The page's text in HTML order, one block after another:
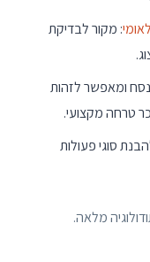
: מקור לבדיקת
ומאפשר לזהות
טרחה מקצועי.
סוגי פעולות
מלאה.